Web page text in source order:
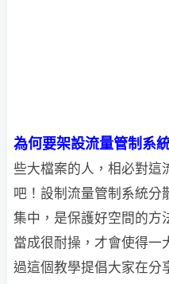
為何要架設流量管制系
些大檔案的人，相必對這
吧！ 設制流量管制系統分
集中，是保護好空間的方
當成很耐操，才會使得一
過這個教學提倡大家在分